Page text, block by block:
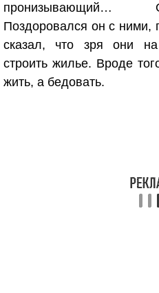
пронизывающий…
Поздоровался он с ними,
сказал, что зря они
строить жилье. Вроде
жить, а бедовать.